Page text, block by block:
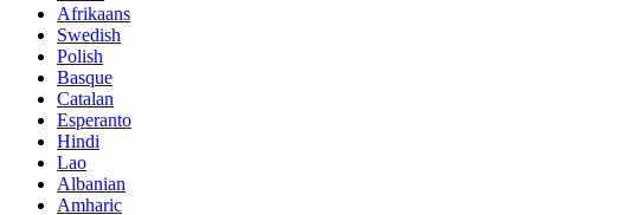
Afrikaans
Swedish
Polish
Basque
Catalan
Esperanto
Hindi
Lao
Albanian
Amharic